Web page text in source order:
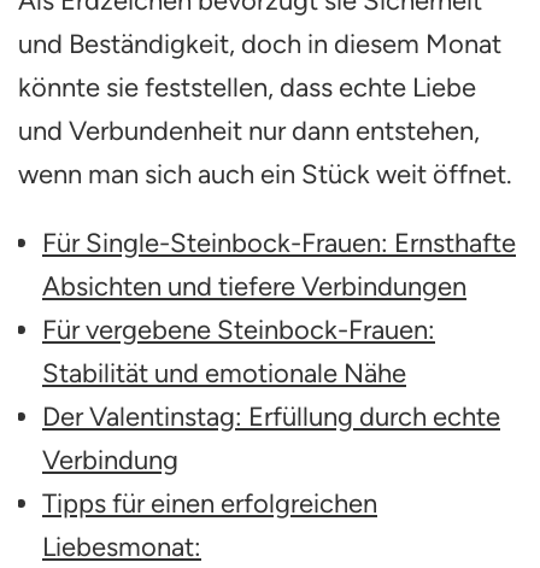
2025
und Beständigkeit, doch in diesem Monat
könnte sie feststellen, dass echte Liebe
und Verbundenheit nur dann entstehen,
wenn man sich auch ein Stück weit öffnet.
Für Single-Steinbock-Frauen: Ernsthafte
Absichten und tiefere Verbindungen
Für vergebene Steinbock-Frauen:
Stabilität und emotionale Nähe
Der Valentinstag: Erfüllung durch echte
Verbindung
Tipps für einen erfolgreichen
Liebesmonat: